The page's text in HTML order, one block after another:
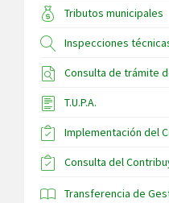
Tributos municipales
Inspecciones
Consulta de trámite
T.U.P.A.
Implementación del
Consulta del
Transferencia de